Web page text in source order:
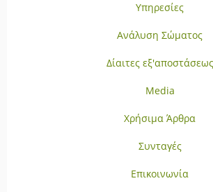
Υπηρεσίες
Ανάλυση Σώματος
Δίαιτες εξ'αποστάσεως
Media
Χρήσιμα Άρθρα
Συνταγές
Επικοινωνία